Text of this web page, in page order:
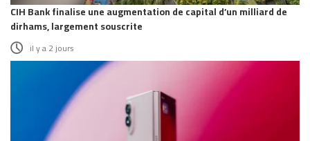
CIH Bank finalise une augmentation de capital d’un milliard de
dirhams, largement souscrite
il y a 2 jours